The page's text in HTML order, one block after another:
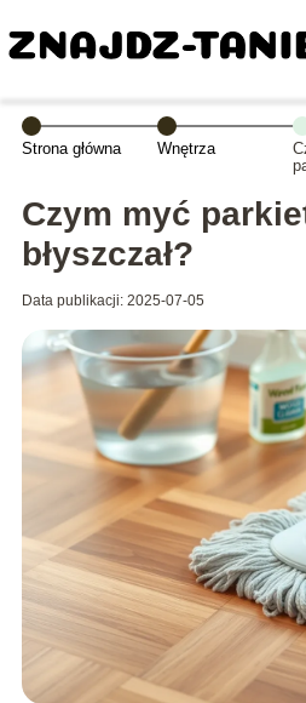
Strona główna Wnętrza
Czym myć
błyszczał?
Data publikacji: 2025-07-05